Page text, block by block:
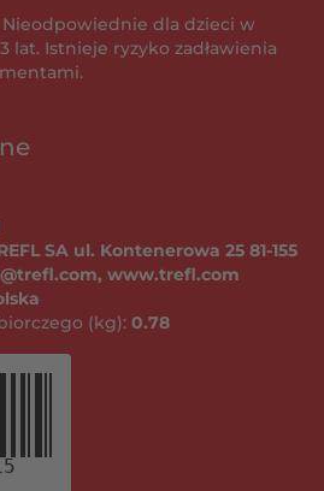
Nieodpowiednie dla dzieci w
lat. Istnieje ryzyko zadławienia
SA ul. Kontenerowa 25 81-155
www.trefl.com
(kg): 0.78